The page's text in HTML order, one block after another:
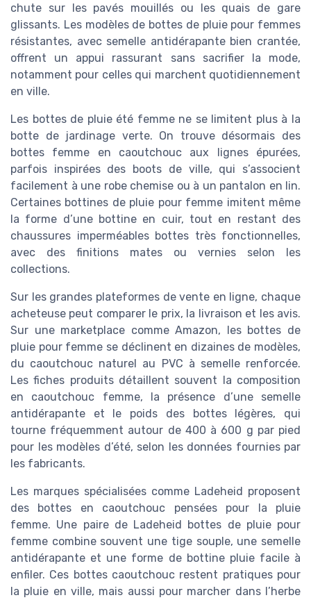
chute sur les pavés mouillés ou les quais de gare
glissants. Les modèles de bottes de pluie pour femmes
résistantes, avec semelle antidérapante bien crantée,
offrent un appui rassurant sans sacrifier la mode,
notamment pour celles qui marchent quotidiennement
en ville.
Les bottes de pluie été femme ne se limitent plus à la
botte de jardinage verte. On trouve désormais des
bottes femme en caoutchouc aux lignes épurées,
parfois inspirées des boots de ville, qui s’associent
facilement à une robe chemise ou à un pantalon en lin.
Certaines bottines de pluie pour femme imitent même
la forme d’une bottine en cuir, tout en restant des
chaussures imperméables bottes très fonctionnelles,
avec des finitions mates ou vernies selon les
collections.
Sur les grandes plateformes de vente en ligne, chaque
acheteuse peut comparer le prix, la livraison et les avis.
Sur une marketplace comme Amazon, les bottes de
pluie pour femme se déclinent en dizaines de modèles,
du caoutchouc naturel au PVC à semelle renforcée.
Les fiches produits détaillent souvent la composition
en caoutchouc femme, la présence d’une semelle
antidérapante et le poids des bottes légères, qui
tourne fréquemment autour de 400 à 600 g par pied
pour les modèles d’été, selon les données fournies par
les fabricants.
Les marques spécialisées comme Ladeheid proposent
des bottes en caoutchouc pensées pour la pluie
femme. Une paire de Ladeheid bottes de pluie pour
femme combine souvent une tige souple, une semelle
antidérapante et une forme de bottine pluie facile à
enfiler. Ces bottes caoutchouc restent pratiques pour
la pluie en ville, mais aussi pour marcher dans l’herbe